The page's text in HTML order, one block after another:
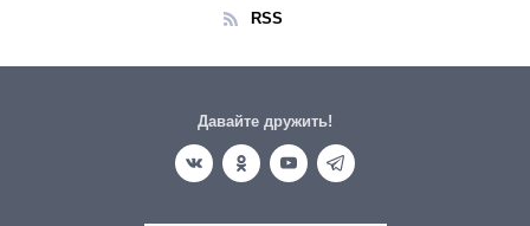
RSS
Давайте дружить!